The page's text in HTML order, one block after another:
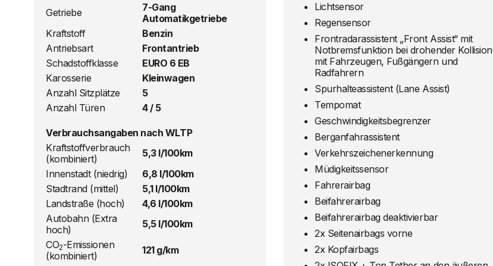
Getriebe
7-Gang
Automatikgetriebe
Kraftstoff
Benzin
Antriebsart
Frontantrieb
Schadstoffklasse
EURO 6 EB
Karosserie
Kleinwagen
Anzahl Sitzplätze
5
Anzahl Türen
4 / 5
Verbrauchsangaben nach WLTP
Kraftstoffverbrauch
(kombiniert)
5,3 l/100km
Innenstadt (niedrig)
6,8 l/100km
Stadtrand (mittel)
5,1 l/100km
Landstraße (hoch)
4,6 l/100km
Autobahn (Extra
hoch)
5,5 l/100km
CO2-Emissionen
(kombiniert)
121 g/km
Lichtsensor
Regensensor
Frontradarassistent „Front Assist“ mit
Notbremsfunktion bei drohender Kollision
mit Fahrzeugen, Fußgängern und
Radfahrern
Spurhalteassistent (Lane Assist)
Tempomat
Geschwindigkeitsbegrenzer
Berganfahrassistent
Verkehrszeichenerkennung
Müdigkeitssensor
Fahrerairbag
Beifahrerairbag
Beifahrerairbag deaktivierbar
2x Seitenairbags vorne
2x Kopfairbags